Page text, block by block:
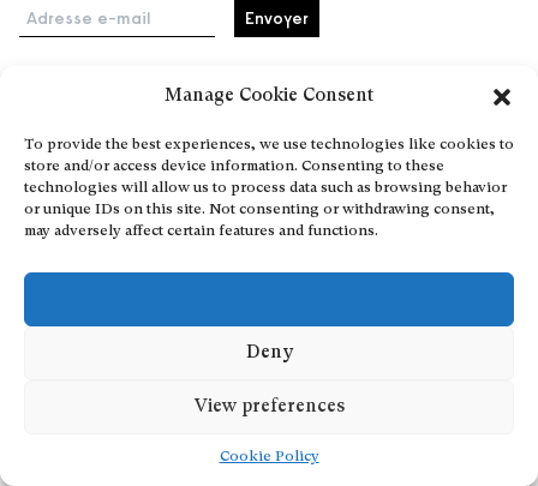
Manage Cookie Consent
To provide the best experiences, we use technologies like cookies to
store and/or access device information. Consenting to these
technologies will allow us to process data such as browsing behavior
or unique IDs on this site. Not consenting or withdrawing consent,
may adversely affect certain features and functions.
Deny
View preferences
Cookie Policy
Adresse e-mail
Événements
À propos
Partenaires
Confidentialité et cookies
Communiquer votre événement
Devenez contributeur